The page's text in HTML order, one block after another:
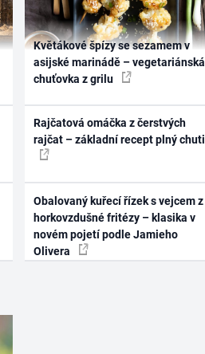
Květákové špízy se sezamem v
asijské marinádě – vegetariánská
chuťovka z grilu
Rajčatová omáčka z čerstvých
rajčat – základní recept plný chuti
Obalovaný kuřecí řízek s vejcem z
horkovzdušné fritézy – klasika v
novém pojetí podle Jamieho
Olivera